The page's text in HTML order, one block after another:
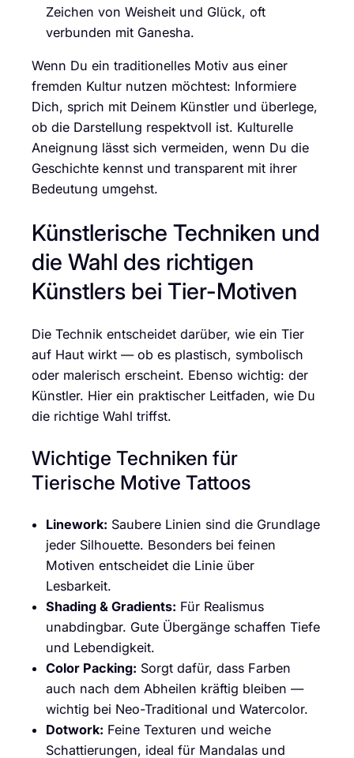
Zeichen von Weisheit und Glück, oft
verbunden mit Ganesha.
Wenn Du ein traditionelles Motiv aus einer
fremden Kultur nutzen möchtest: Informiere
Dich, sprich mit Deinem Künstler und überlege,
ob die Darstellung respektvoll ist. Kulturelle
Aneignung lässt sich vermeiden, wenn Du die
Geschichte kennst und transparent mit ihrer
Bedeutung umgehst.
Künstlerische Techniken und
die Wahl des richtigen
Künstlers bei Tier-Motiven
Die Technik entscheidet darüber, wie ein Tier
auf Haut wirkt — ob es plastisch, symbolisch
oder malerisch erscheint. Ebenso wichtig: der
Künstler. Hier ein praktischer Leitfaden, wie Du
die richtige Wahl triffst.
Wichtige Techniken für
Tierische Motive Tattoos
Linework: Saubere Linien sind die Grundlage
jeder Silhouette. Besonders bei feinen
Motiven entscheidet die Linie über
Lesbarkeit.
Shading & Gradients: Für Realismus
unabdingbar. Gute Übergänge schaffen Tiefe
und Lebendigkeit.
Color Packing: Sorgt dafür, dass Farben
auch nach dem Abheilen kräftig bleiben —
wichtig bei Neo-Traditional und Watercolor.
Dotwork: Feine Texturen und weiche
Schattierungen, ideal für Mandalas und